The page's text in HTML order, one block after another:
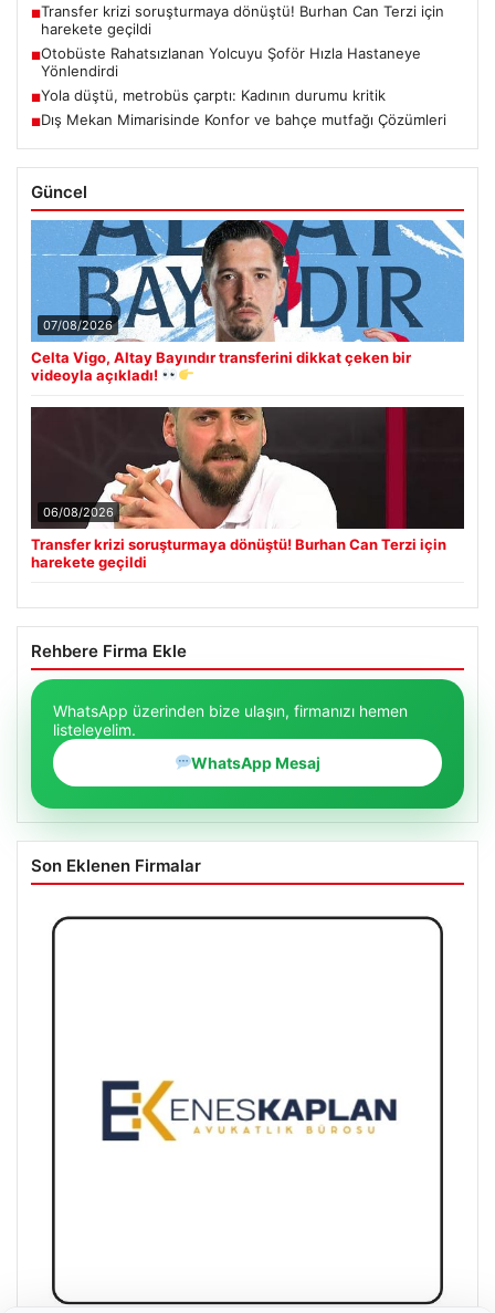
■Transfer krizi soruşturmaya dönüştü! Burhan Can Terzi için
harekete geçildi
■Otobüste Rahatsızlanan Yolcuyu Şoför Hızla Hastaneye
Yönlendirdi
■Yola düştü, metrobüs çarptı: Kadının durumu kritik
■Dış Mekan Mimarisinde Konfor ve bahçe mutfağı Çözümleri
Güncel
07/08/2026
Celta Vigo, Altay Bayındır transferini dikkat çeken bir
videoyla açıkladı!
06/08/2026
Transfer krizi soruşturmaya dönüştü! Burhan Can Terzi için
harekete geçildi
Rehbere Firma Ekle
WhatsApp üzerinden bize ulaşın, firmanızı hemen
listeleyelim.
WhatsApp Mesaj
Son Eklenen Firmalar